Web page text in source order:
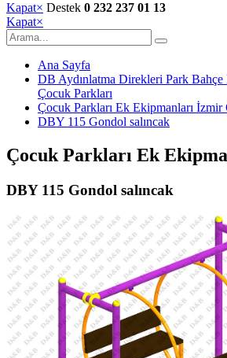
Kapat× Destek 0 232 237 01 13
Kapat×
Ana Sayfa
DB Aydınlatma Direkleri Park Bahçe
Çocuk Parkları
Çocuk Parkları Ek Ekipmanları İzmir
DBY 115 Gondol salıncak
Çocuk Parkları Ek
DBY 115 Gondol salıncak